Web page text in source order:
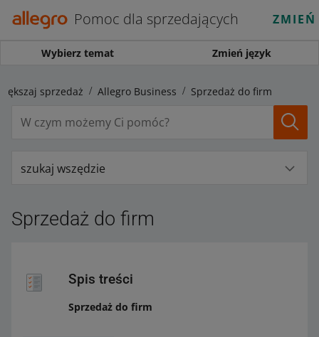
Pomoc dla sprzedających
Wybierz temat Zmień język
sprzedaż Allegro Business Sprzedaż do firm
szukaj wszędzie
Sprzedaż do firm
Spis treści
Sprzedaż do firm